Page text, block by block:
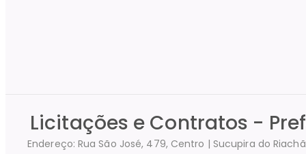
Licitações e Contratos -
Endereço: Rua São José, 479, Centro | Sucupira do